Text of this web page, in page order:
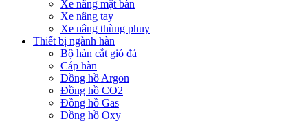
Xe nâng mặt bàn
Xe nâng tay
Xe nâng thùng phuy
Thiết bị ngành hàn
Bộ hàn cắt gió đá
Cáp hàn
Đồng hồ Argon
Đồng hồ CO2
Đồng hồ Gas
Đồng hồ Oxy